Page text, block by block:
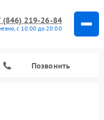
(846) 219-26-84
с 10:00 до 20:00
Позвонить